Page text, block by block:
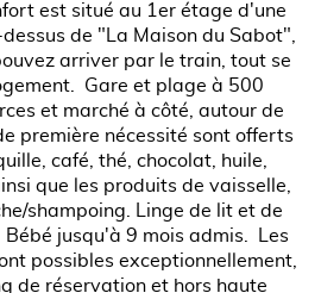
est situé au 1er étage d'une
de "La Maison du Sabot",
arriver par le train, tout se
Gare et plage à 500
et marché à côté, autour de
première nécessité sont offerts
café, thé, chocolat, huile,
que les produits de vaisselle,
shampoing. Linge de lit et de
jusqu'à 9 mois admis. Les
possibles exceptionnellement,
de réservation et hors haute